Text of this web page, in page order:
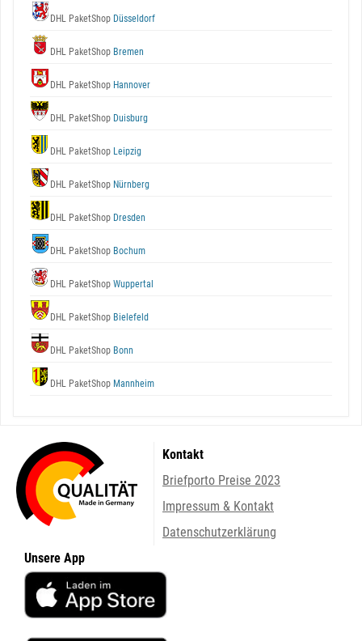
DHL PaketShop Düsseldorf
DHL PaketShop Bremen
DHL PaketShop Hannover
DHL PaketShop Duisburg
DHL PaketShop Leipzig
DHL PaketShop Nürnberg
DHL PaketShop Dresden
DHL PaketShop Bochum
DHL PaketShop Wuppertal
DHL PaketShop Bielefeld
DHL PaketShop Bonn
DHL PaketShop Mannheim
Kontakt
Briefporto Preise 2023
Impressum & Kontakt
Datenschutzerklärung
Unsere App